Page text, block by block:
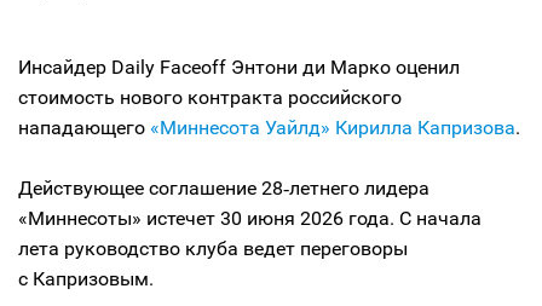
Инсайдер Daily Faceoff Энтони ди Марко оценил
стоимость нового контракта российского
нападающего «Миннесота Уайлд» Кирилла Капризова.
Действующее соглашение 28‑летнего лидера
«Миннесоты» истечет 30 июня 2026 года. С начала
лета руководство клуба ведет переговоры
с Капризовым.